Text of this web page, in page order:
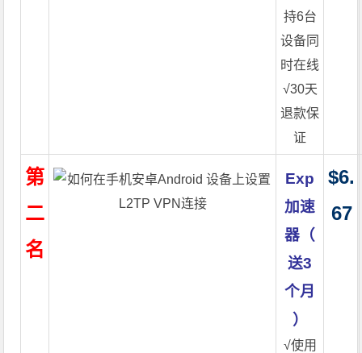
持6台
设备同
时在线
√30天
退款保
证
第
二
名
Exp
加速
器（
送3
个月
）
√使用
$6.
67